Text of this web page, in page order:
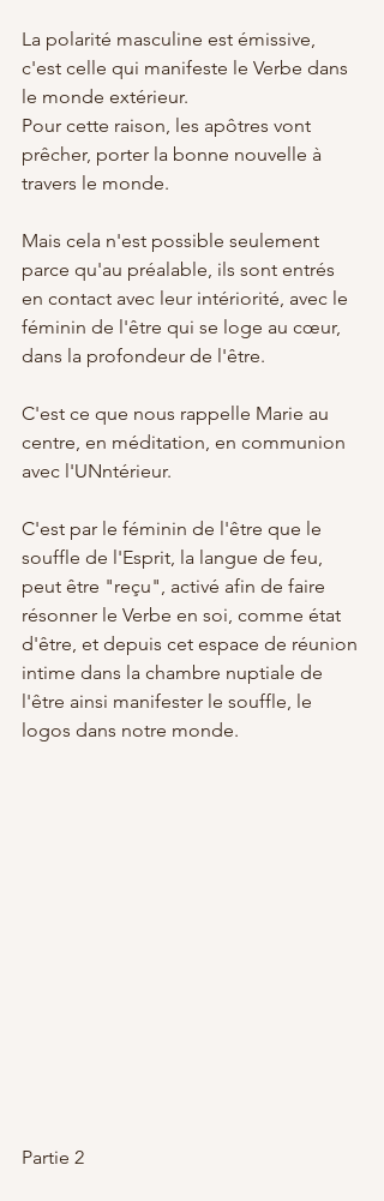
La polarité masculine est émissive,
c'est celle qui manifeste le Verbe dans
le monde extérieur.
Pour cette raison, les apôtres vont
prêcher, porter la bonne nouvelle à
travers le monde.
Mais cela n'est possible seulement
parce qu'au préalable, ils sont entrés
en contact avec leur intériorité, avec le
féminin de l'être qui se loge au cœur,
dans la profondeur de l'être.
C'est ce que nous rappelle Marie au
centre, en méditation, en communion
avec l'UNntérieur.
C'est par le féminin de l'être que le
souffle de l'Esprit, la langue de feu,
peut être "reçu", activé afin de faire
résonner le Verbe en soi, comme état
d'être, et depuis cet espace de réunion
intime dans la chambre nuptiale de
l'être ainsi manifester le souffle, le
logos dans notre monde.
Partie 2